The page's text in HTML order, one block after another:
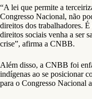
“A lei que permite a
Congresso Nacional, não
direitos dos trabalhadores.
direitos sociais venha a ser
crise”, afirma a CNBB.
Além disso, a CNBB foi
indígenas ao se posicionar
para o Congresso Nacional